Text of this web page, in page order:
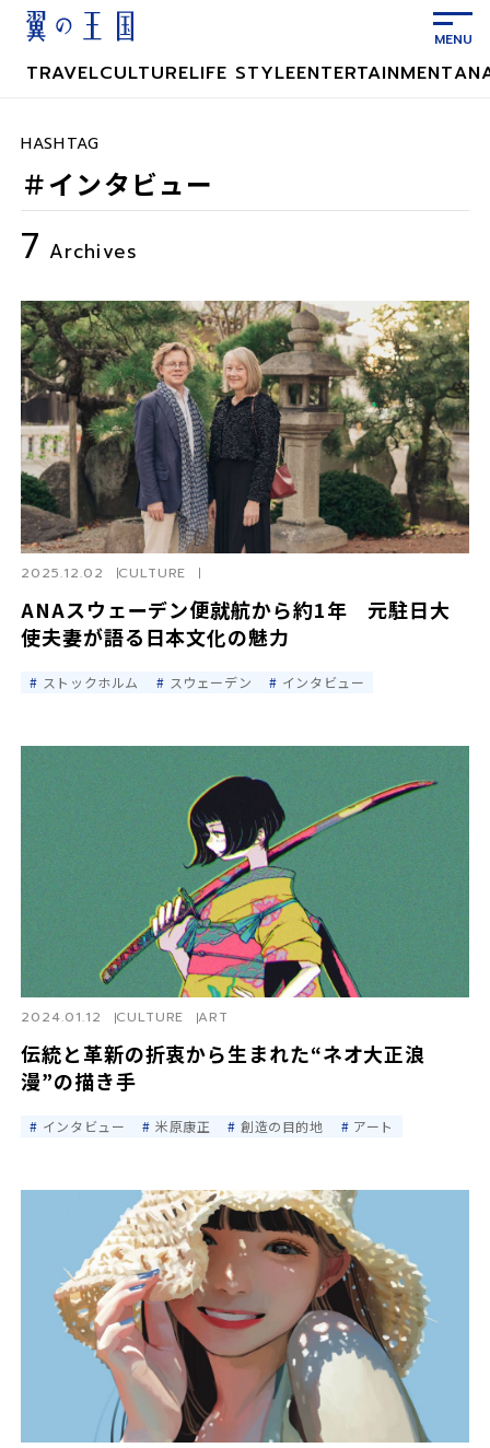
TRAVELCULTURELIFE STYLEENTERTAINMENT
＃インタビュー
HASHTAG
7 Archives
ANAスウェーデン便就航から約1年 元駐日大
使夫妻が語る日本文化の魅力
2025.12.02 CULTURE
ストックホルム スウェーデン インタビュー
伝統と革新の折衷から生まれた“ネオ大正浪
漫”の描き手
2024.01.12 CULTURE ART
インタビュー 米原康正 創造の目的地 アート